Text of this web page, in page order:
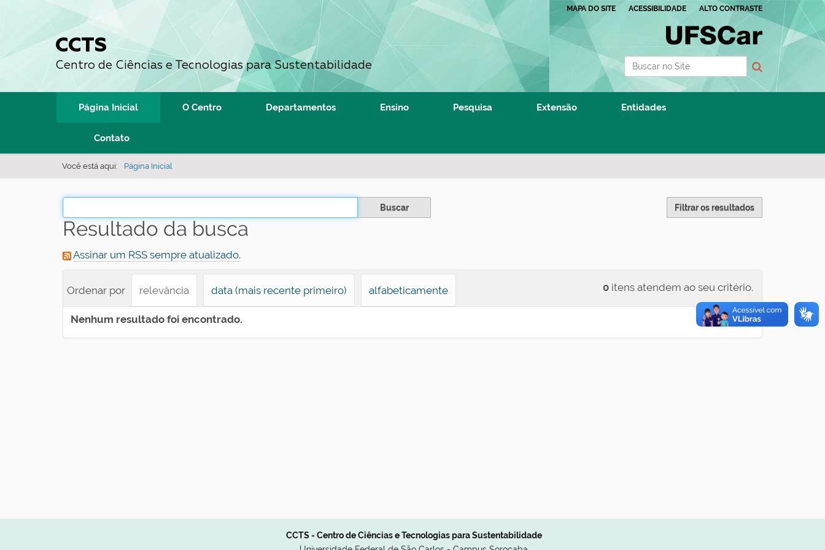
CCTS
Centro de Ciências e Tecnologias para Sustentabilidade Busca
Busca Avançada…
MAPA DO SITE ACESSIBILIDADE ALTO CONTRASTE
e
Página Inicial O Centro Departamentos Ensino Pesquisa Extensão Entidades
Contato
Você está aqui: Página Inicial
Filtrar os resultados
Resultado da busca
Assinar um RSS sempre atualizado.
0 itens atendem ao seu critério.
Ordenar por relevância data (mais recente primeiro) alfabeticamente
Nenhum resultado foi encontrado.
CCTS - Centro de Ciências e Tecnologias para Sustentabilidade